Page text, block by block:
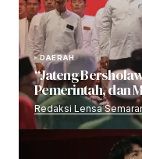
DAERAH
“Jateng
Pemerintah, dan
Redaksi Lensa